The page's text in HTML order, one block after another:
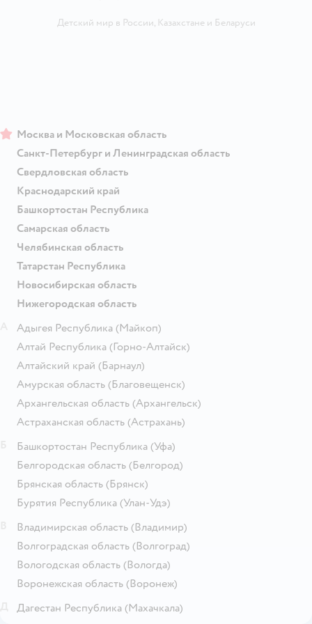
Детский мир в России, Казахстанеи Беларуси
Москва и Московская область
Санкт-Петербург и Ленинградская область
Свердловская область
Краснодарский край
Башкортостан Республика
Самарская область
Челябинская область
Татарстан Республика
Новосибирская область
Нижегородская область
Адыгея Республика (Майкоп)
Алтай Республика (Горно-Алтайск)
Алтайский край (Барнаул)
Амурская область (Благовещенск)
Архангельская область (Архангельск)
Астраханская область (Астрахань)
Башкортостан Республика (Уфа)
Белгородская область (Белгород)
Брянская область (Брянск)
Бурятия Республика (Улан-Удэ)
Владимирская область (Владимир)
Волгоградская область (Волгоград)
Вологодская область (Вологда)
Воронежская область (Воронеж)
Дагестан Республика (Махачкала)